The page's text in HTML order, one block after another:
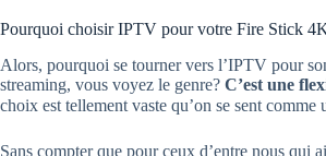
Pourquoi choisir IPTV pour votre Fire Stick
Alors, pourquoi se tourner vers l’IPTV pour
streaming, vous voyez le genre? C’est une
choix est tellement vaste qu’on se sent
Sans compter que pour ceux d’entre nous qui